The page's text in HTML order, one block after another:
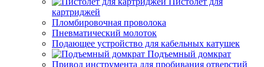
картриджей
Пломбировочная проволока
Пневматический молоток
Подающее устройство для кабельных катушек
Подъемный домкрат
Привод инструмента для пробивания отверстий